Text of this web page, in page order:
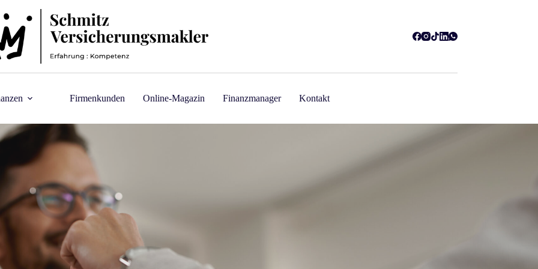
Firmenkunden Online-Magazin Finanzmanager Kontakt